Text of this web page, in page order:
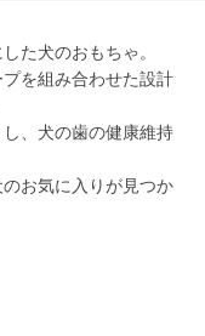
た犬のおもちゃ。
を組み合わせた設計
、犬の歯の健康維持
お気に入りが見つか